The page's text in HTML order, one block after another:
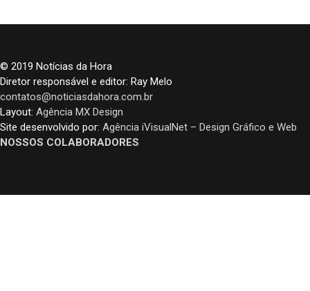
© 2019 Notícias da Hora
Diretor responsável e editor: Ray Melo
contatos@noticiasdahora.com.br
Layout: Agência MX Design
Site desenvolvido por: Agência iVisualNet – Design Gráfico e Web
NOSSOS COLABORADORES